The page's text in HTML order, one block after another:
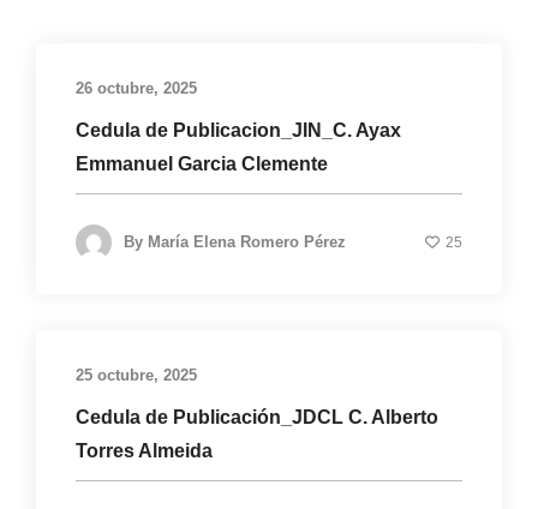
26 octubre, 2025
Cedula de Publicacion_JIN_C. Ayax
Emmanuel Garcia Clemente
By María Elena Romero Pérez 25
25 octubre, 2025
Cedula de Publicación_JDCL C. Alberto
Torres Almeida